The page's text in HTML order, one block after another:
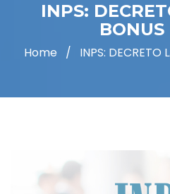
INPS:
Home / INPS: DECRETO